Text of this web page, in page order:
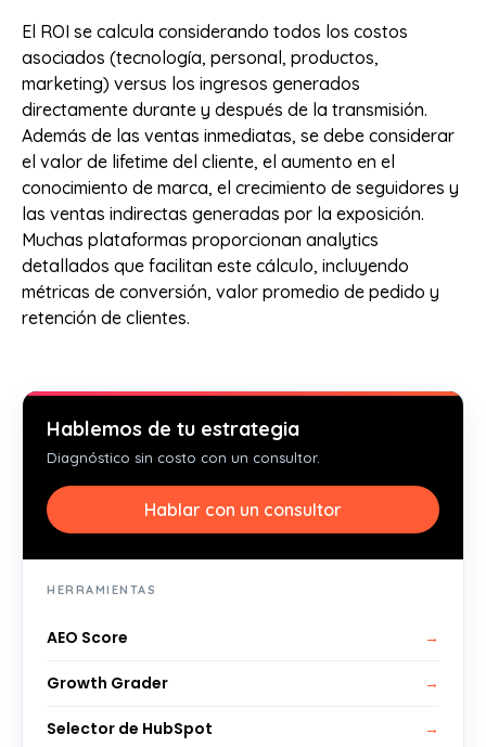
El ROI se calcula considerando todos los costos
asociados (tecnología, personal, productos,
marketing) versus los ingresos generados
directamente durante y después de la transmisión.
Además de las ventas inmediatas, se debe considerar
el valor de lifetime del cliente, el aumento en el
conocimiento de marca, el crecimiento de seguidores y
las ventas indirectas generadas por la exposición.
Muchas plataformas proporcionan analytics
detallados que facilitan este cálculo, incluyendo
métricas de conversión, valor promedio de pedido y
retención de clientes.
Hablemos de tu estrategia
Diagnóstico sin costo con un consultor.
Hablar con un consultor
HERRAMIENTAS
AEO Score →
Growth Grader →
Selector de HubSpot →